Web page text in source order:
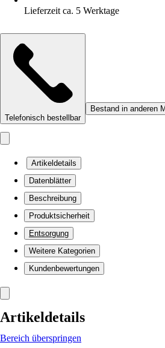
Lieferzeit ca. 5 Werktage
Telefonisch bestellbar
Bestand in anderen
Artikeldetails
Datenblätter
Beschreibung
Produktsicherheit
Entsorgung
Weitere Kategorien
Kundenbewertungen
Artikeldetails
Bereich überspringen